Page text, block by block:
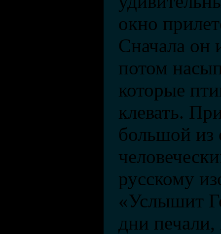
окно
Сначала он
потом
которые
клевать.
большой из
русскому
«Услышит
дни